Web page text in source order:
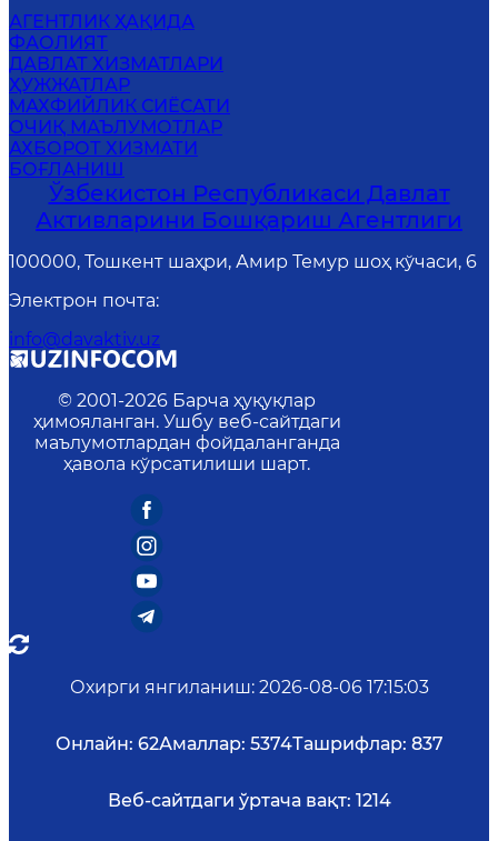
АГЕНТЛИК ҲАҚИДА
ФАОЛИЯТ
ДАВЛАТ ХИЗМАТЛАРИ
ҲУЖЖАТЛАР
MАХФИЙЛИК СИЁСАТИ
ОЧИҚ МАЪЛУМОТЛАР
АХБОРОТ ХИЗМАТИ
БОҒЛАНИШ
Ўзбекистон Республикаси Давлат
Активларини Бошқариш Агентлиги
100000, Тошкент шаҳри, Амир Темур шоҳ кўчаси, 6
Электрон почта:
info@davaktiv.uz
© 2001-2026 Барча ҳуқуқлар
ҳимояланган. Ушбу веб-сайтдаги
маълумотлардан фойдаланганда
ҳавола кўрсатилиши шарт.
Охирги янгиланиш: 2026-08-06 17:15:03
Онлайн: 62Амаллар: 5374Ташрифлар: 837
Веб-сайтдаги ўртача вақт: 1214